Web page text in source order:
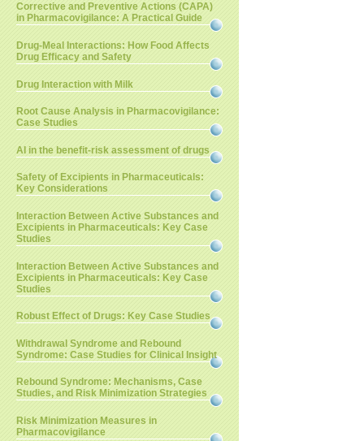
Corrective and Preventive Actions (CAPA)
in Pharmacovigilance: A Practical Guide
Drug-Meal Interactions: How Food Affects
Drug Efficacy and Safety
Drug Interaction with Milk
Root Cause Analysis in Pharmacovigilance:
Case Studies
AI in the benefit-risk assessment of drugs
Safety of Excipients in Pharmaceuticals:
Key Considerations
Interaction Between Active Substances and
Excipients in Pharmaceuticals: Key Case
Studies
Interaction Between Active Substances and
Excipients in Pharmaceuticals: Key Case
Studies
Robust Effect of Drugs: Key Case Studies
Withdrawal Syndrome and Rebound
Syndrome: Case Studies for Clinical Insight
Rebound Syndrome: Mechanisms, Case
Studies, and Risk Minimization Strategies
Risk Minimization Measures in
Pharmacovigilance